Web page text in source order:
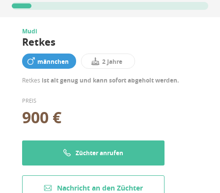
Mudi
Retkes
männchen 2 Jahre
Retkes ist alt genug und kann sofort abgeholt werden.
PREIS
900 €
Züchter anrufen
Nachricht an den Züchter